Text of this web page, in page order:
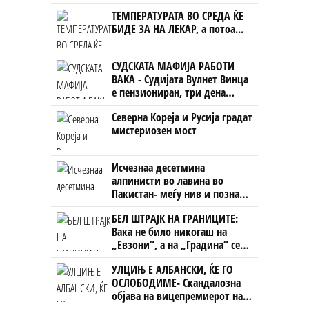
ТЕМПЕРАТУРАТА ВО СРЕДА ЌЕ
БИДЕ ЗА НА ЛЕКАР, а потоа...
СУДСКАТА МАФИЈА РАБОТИ
ВАКА - Судијата Вулнет Винца
е пензиониран, три дена
откако му го врати пасошот
на бизнисменот Марковски
Северна Кореја и Русија градат
мистериозен мост
Исчезнаа десетмина
алпинисти во лавина во
Пакистан- меѓу нив и познат
Непалец
БЕЛ ШТРАЈК НА ГРАНИЦИТЕ:
Вака не било никогаш на
„Евзони“, а на „Градина“ се
чека и пет часа
УЛЦИЊ Е АЛБАНСКИ, ЌЕ ГО
ОСЛОБОДИМЕ- Скандалозна
објава на вицепремиерот на